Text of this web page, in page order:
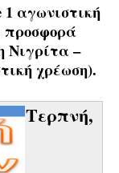
1 αγωνιστική
προσφορά
Νιγρίτα –
χρέωση).
Τερπνή,